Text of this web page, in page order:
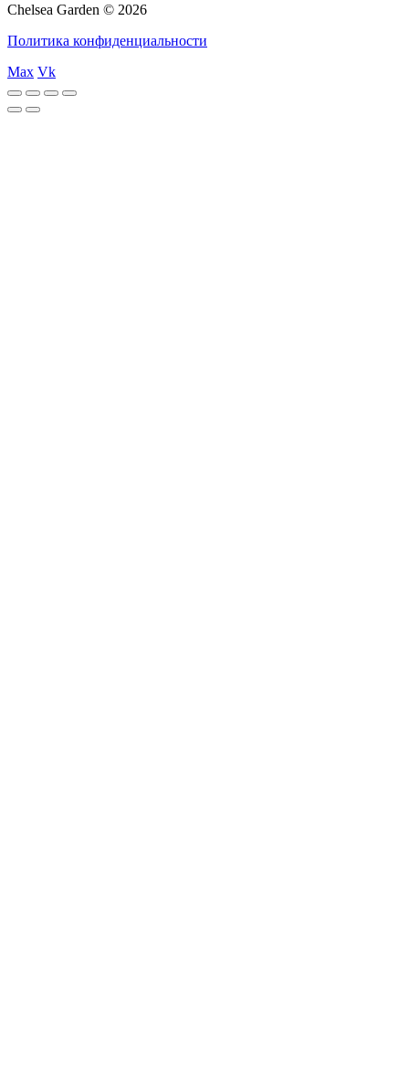
Chelsea Garden © 2026
Политика конфиденциальности
Max Vk